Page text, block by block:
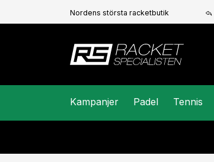
Nordens största racketbutik
Kampanjer Padel Tennis